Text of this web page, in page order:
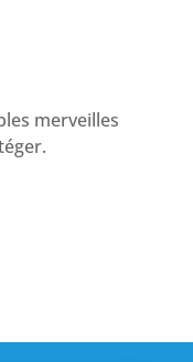
merveilles